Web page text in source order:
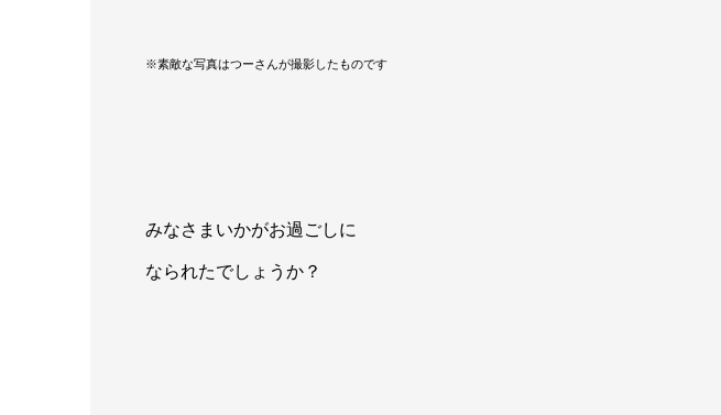
※素敵な写真はつーさんが撮影したものです
みなさまいかがお過ごしに
なられたでしょうか？